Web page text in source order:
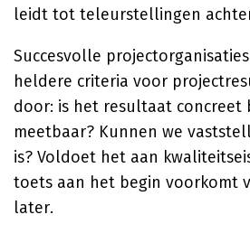
leidt tot teleurstellingen
Succesvolle
heldere criteria voor
door: is het resultaat concreet
meetbaar? Kunnen we
is? Voldoet het aan
toets aan het begin voorkomt
later.